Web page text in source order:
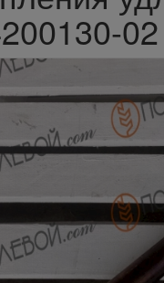
02